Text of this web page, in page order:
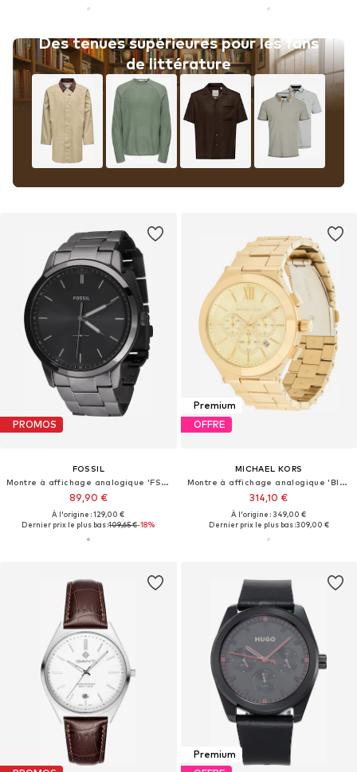
Des tenues supérieures pour les fans
de littérature
PROMOS
FOSSIL
Montre à affichage analogique 'FS5459'
89,90 €
À l'origine : 129,00 €
Dernier prix le plus bas :109,65 €-18%
Premium
OFFRE
MICHAEL KORS
Montre à affichage analogique 'BILLIE'
314,10 €
À l'origine : 349,00 €
Dernier prix le plus bas :309,00 €
Premium